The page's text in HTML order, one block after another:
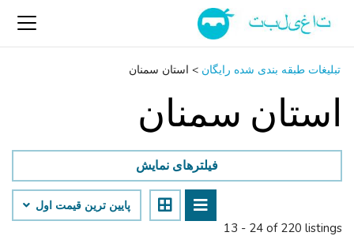
تبلیغات طبقه بندی شده رایگان > استان سمنان
استان سمنان
13 - 24 of 220 listings
فیلترهای نمایش
پایین ‌ترین قیمت اول